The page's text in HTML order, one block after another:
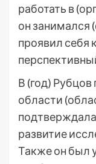
работать в
он занимался
проявил себя
В (год)
области
развитие
Также он был